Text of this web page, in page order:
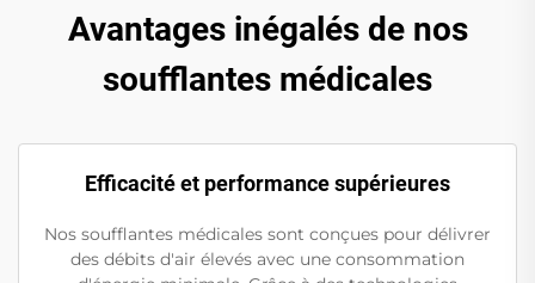
Avantages inégalés de nos
soufflantes médicales
Efficacité et performance supérieures
Nos soufflantes médicales sont conçues pour délivrer
des débits d'air élevés avec une consommation